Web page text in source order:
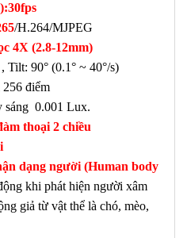
/H.264/MJPEG
4X (2.8-12mm)
Tilt: 90° (0.1° ~ 40°/s)
điểm
sáng 0.001 Lux.
thoại 2 chiều
dạng người (Human body
khi phát hiện người xâm
giả từ vật thể là chó, mèo,